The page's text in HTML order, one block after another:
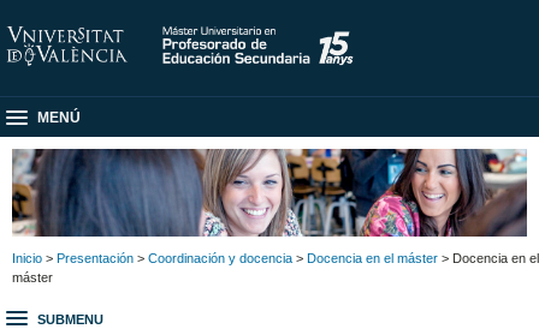
MENÚ
Inicio > Presentación > Coordinación y docencia > Docencia en el máster > Docencia en el
máster
SUBMENU